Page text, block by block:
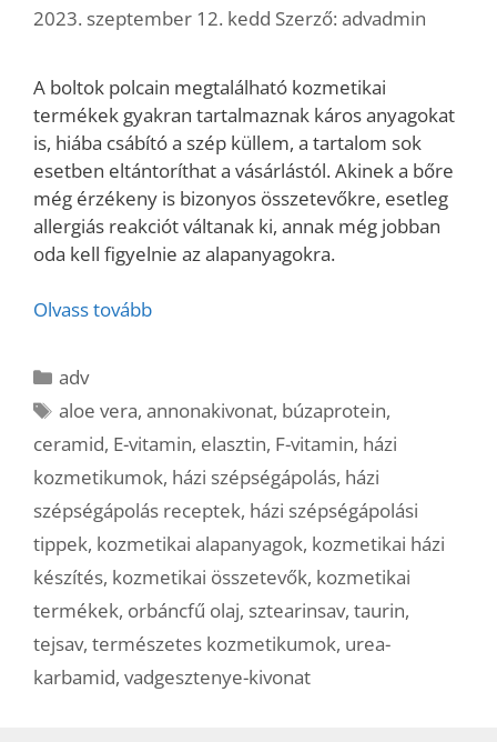
2023. szeptember 12. kedd Szerző: advadmin
A boltok polcain megtalálható kozmetikai
termékek gyakran tartalmaznak káros anyagokat
is, hiába csábító a szép küllem, a tartalom sok
esetben eltántoríthat a vásárlástól. Akinek a bőre
még érzékeny is bizonyos összetevőkre, esetleg
allergiás reakciót váltanak ki, annak még jobban
oda kell figyelnie az alapanyagokra.
Olvass tovább
Kategória
adv
Címkék
aloe vera,annonakivonat, búzaprotein,
ceramid, E-vitamin, elasztin, F-vitamin, házi
kozmetikumok, házi szépségápolás, házi
szépségápolás receptek, házi szépségápolási
tippek, kozmetikai alapanyagok, kozmetikai házi
készítés, kozmetikai összetevők, kozmetikai
termékek, orbáncfű olaj, sztearinsav, taurin,
tejsav, természetes kozmetikumok, urea-
karbamid, vadgesztenye-kivonat